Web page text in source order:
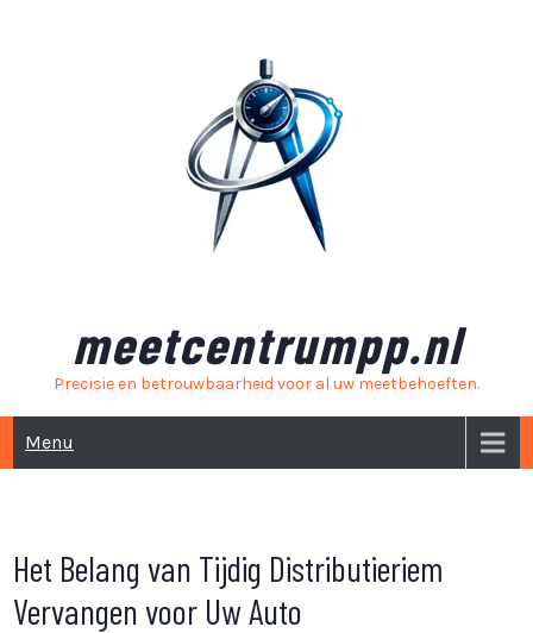
meetcentrumpp.nl
Precisie en betrouwbaarheid voor al uw meetbehoeften.
Menu
Het Belang van Tijdig Distributieriem
Vervangen voor Uw Auto